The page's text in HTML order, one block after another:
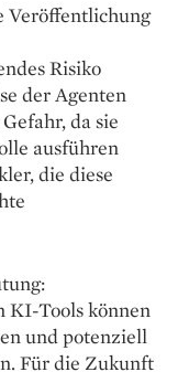
Veröffentlichung
Risiko
der Agenten
da sie
ausführen
die diese
KI-Tools können
und potenziell
Für die Zukunft